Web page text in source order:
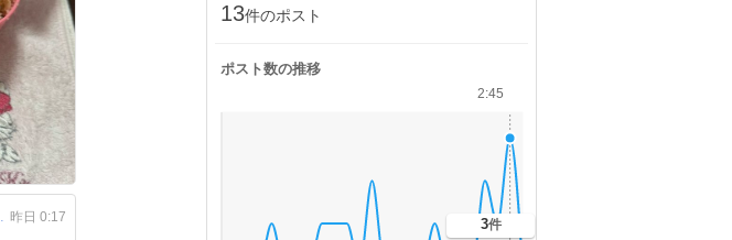
昨日 0:17
13件のポスト
ポスト数の推移
2:45
3件